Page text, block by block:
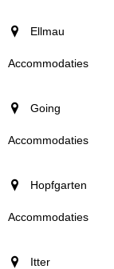
Ellmau
Going
Hopfgarten
Itter